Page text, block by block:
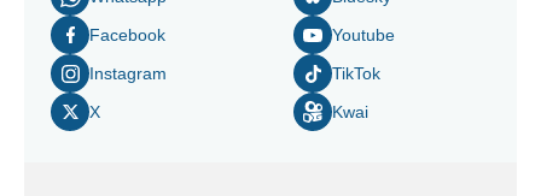
Facebook
Instagram
X
Youtube
TikTok
Kwai